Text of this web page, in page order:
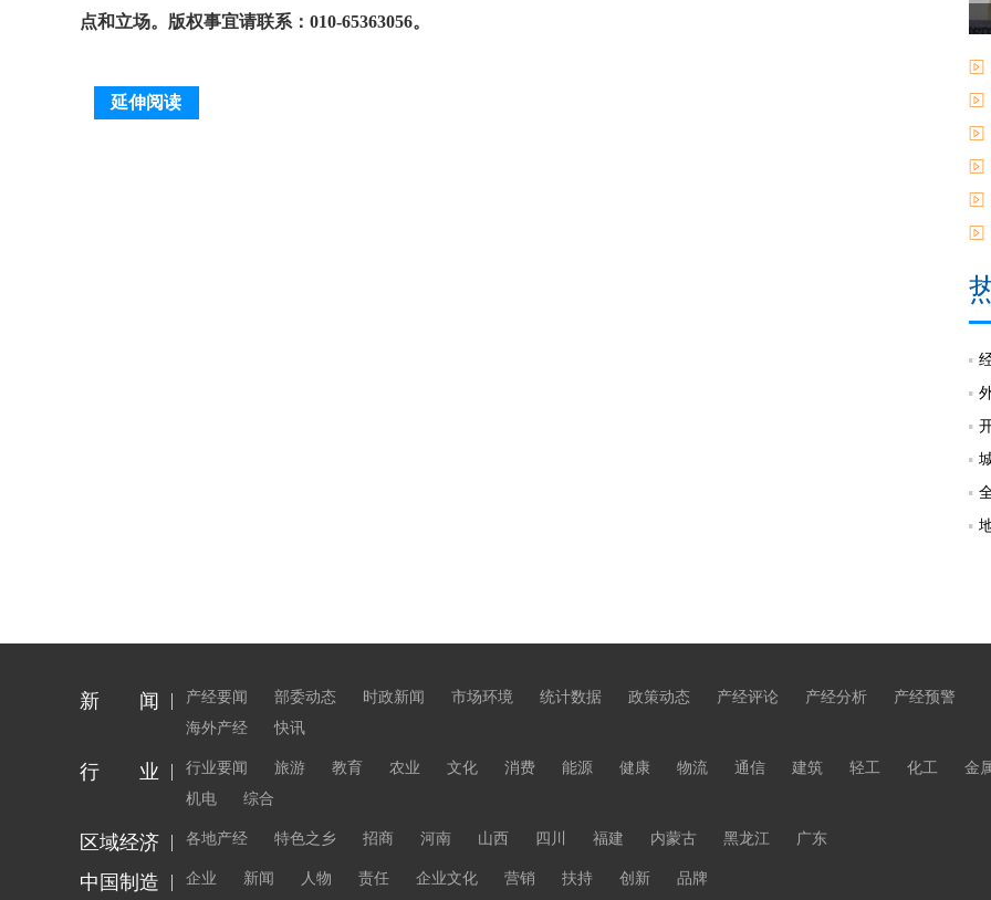
点和立场。版权事宜请联系：010-65363056。
延伸阅读
新 闻 产经要闻 部委动态 时政新闻 市场环境 统计数据 政策动态 产经评论 产经分析
产经预警
海外产经
快讯
行 业 行业要闻 旅游 教育 农业 文化 消费 能源 健康 物流 通信 建筑 轻工 化工
金
机电
综合
区域经济 各地产经 特色之乡 招商 河南 山西 四川 福建 内蒙古 黑龙江 广东
中国制造 企业 新闻 人物 责任 企业文化 营销 扶持 创新 品牌